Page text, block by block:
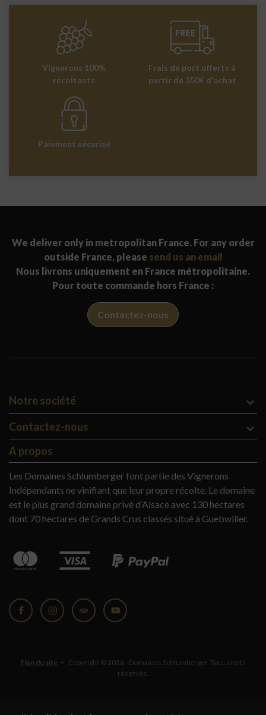
Vignerons 100%
récoltants
Frais de port offerts à
partir de 350€ d'achat
Paiement sécurisé
We deliver only in metropolitan France. For any order
outside France, please send us an email
Nous livrons uniquement en France métropolitaine.
Pour toute commande hors France :
Contactez-nous
Notre société
Contactez-nous
A propos
Les Domaines Schlumberger font partie des Vignerons
Indépendants ne vinifiant que leur propre récolte. Le domaine
est le plus grand domaine privé d’Alsace avec 130 hectares
dont 70 hectares de Grands Crus classés situé à Guebwiller.
Plan du site
Copyright © 2026 - Domaines Schlumberger. Tous droits
réservés.